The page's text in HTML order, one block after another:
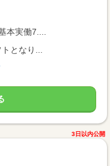
本実働7....
となり...
3日以内公開